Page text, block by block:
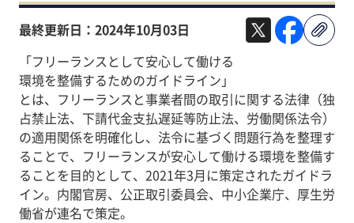
最終更新日：2024年10月03日
「フリーランスとして安心して働ける
環境を整備するためのガイドライン」
とは、フリーランスと事業者間の取引に関する法律（独
占禁止法、下請代金支払遅延等防止法、労働関係法令）
の適用関係を明確化し、法令に基づく問題行為を整理す
ることで、フリーランスが安心して働ける環境を整備す
ることを目的として、2021年3月に策定されたガイドラ
イン。内閣官房、公正取引委員会、中小企業庁、厚生労
働省が連名で策定。